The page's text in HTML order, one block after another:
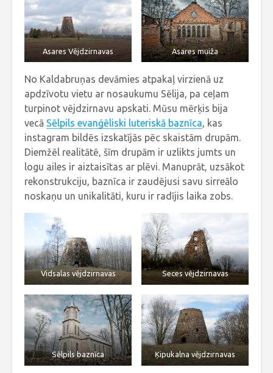
Asares Vējdzirnavas Asares muiža
No Kaldabruņas devāmies atpakaļ virzienā uz
apdzīvotu vietu ar nosaukumu Sēlija, pa ceļam
turpinot vējdzirnavu apskati. Mūsu mērķis bija
vecā Sēlpils evanģēliski luteriskā baznīca, kas
instagram bildēs izskatījās pēc skaistām drupām.
Diemžēl realitātē, šīm drupām ir uzlikts jumts un
logu ailes ir aiztaisītas ar plēvi. Manuprāt, uzsākot
rekonstrukciju, baznīca ir zaudējusi savu sirreālo
noskaņu un unikalitāti, kuru ir radījis laika zobs.
Vidsalas vējdzirnavas Seces vējdzirnavas
Sēlpils baznīca Ķipukalna vējdzirnavas